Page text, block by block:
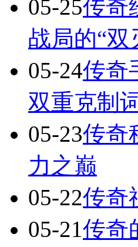
05-25传奇
战局的“双
05-24传奇
双重克制
05-23传奇
力之巅
05-22传奇
05-21传奇